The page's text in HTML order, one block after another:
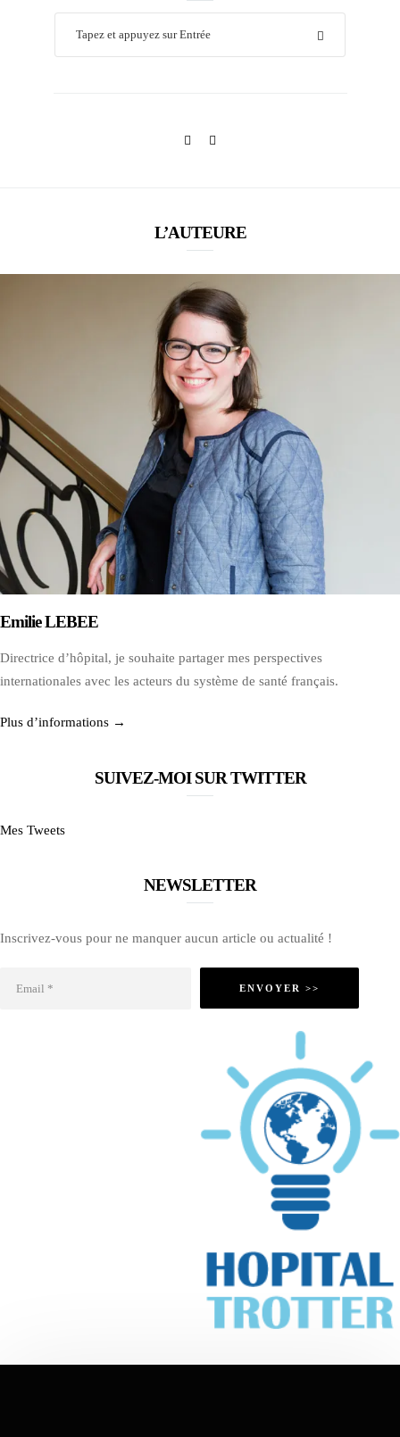
L’AUTEURE
Emilie LEBEE
Directrice d’hôpital, je souhaite partager mes perspectives
internationales avec les acteurs du système de santé français.
Plus d’informations →
SUIVEZ-MOI SUR TWITTER
Mes Tweets
NEWSLETTER
Inscrivez-vous pour ne manquer aucun article ou actualité !